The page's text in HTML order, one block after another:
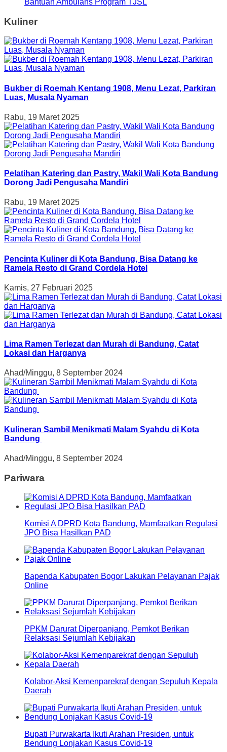
Kuliner
Bukber di Roemah Kentang 1908, Menu Lezat, Parkiran
Luas, Musala Nyaman
Rabu, 19 Maret 2025
Pelatihan Katering dan Pastry, Wakil Wali Kota Bandung
Dorong Jadi Pengusaha Mandiri
Rabu, 19 Maret 2025
Pencinta Kuliner di Kota Bandung, Bisa Datang ke
Ramela Resto di Grand Cordela Hotel
Kamis, 27 Februari 2025
Lima Ramen Terlezat dan Murah di Bandung, Catat
Lokasi dan Harganya
Ahad/Minggu, 8 September 2024
Kulineran Sambil Menikmati Malam Syahdu di Kota
Bandung
Ahad/Minggu, 8 September 2024
Pariwara
Komisi A DPRD Kota Bandung, Mamfaatkan Regulasi
JPO Bisa Hasilkan PAD
Bapenda Kabupaten Bogor Lakukan Pelayanan Pajak
Online
PPKM Darurat Diperpanjang, Pemkot Berikan
Relaksasi Sejumlah Kebijakan
Kolabor-Aksi Kemenparekraf dengan Sepuluh Kepala
Daerah
Bupati Purwakarta Ikuti Arahan Presiden, untuk
Bendung Lonjakan Kasus Covid-19